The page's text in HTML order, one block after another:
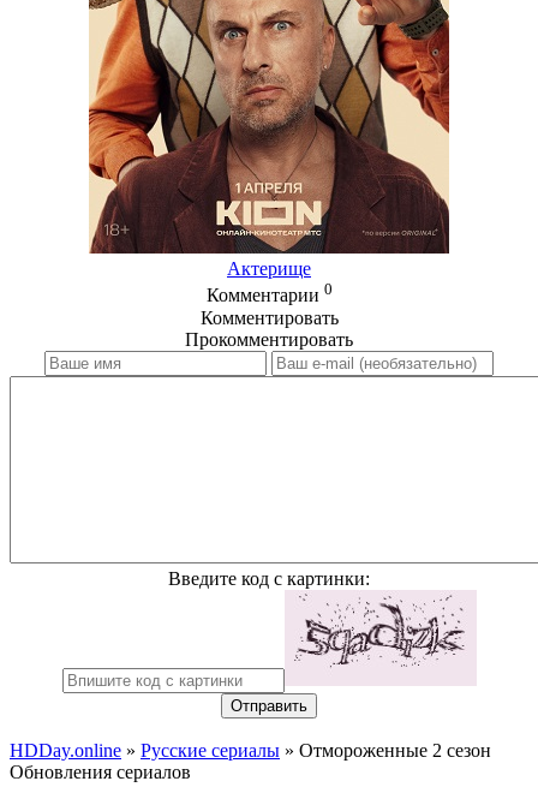
Актерище
Комментарии 0
Комментировать
Прокомментировать
Введите код с картинки:
Отправить
HDDay.online » Русские сериалы » Отмороженные 2 сезон
Обновления сериалов